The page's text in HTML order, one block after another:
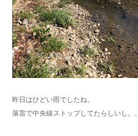
昨日はひどい雨でしたね。
落雷で中央線ストップしてたらしいし。。